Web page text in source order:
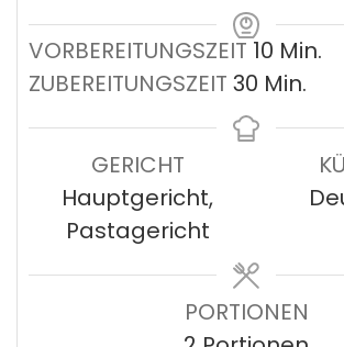
VORBEREITUNGSZEIT 10 Min.
ZUBEREITUNGSZEIT 30 Minuten
Min.
GERICHT
Hauptgericht,
Pastagericht
PORTIONEN